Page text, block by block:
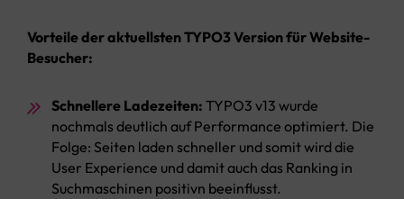
Vorteile der aktuellsten TYPO3 Version für Website-
Besucher:
Schnellere Ladezeiten: TYPO3 v13 wurde
nochmals deutlich auf Performance optimiert. Die
Folge: Seiten laden schneller und somit wird die
User Experience und damit auch das Ranking in
Suchmaschinen positivn beeinflusst.